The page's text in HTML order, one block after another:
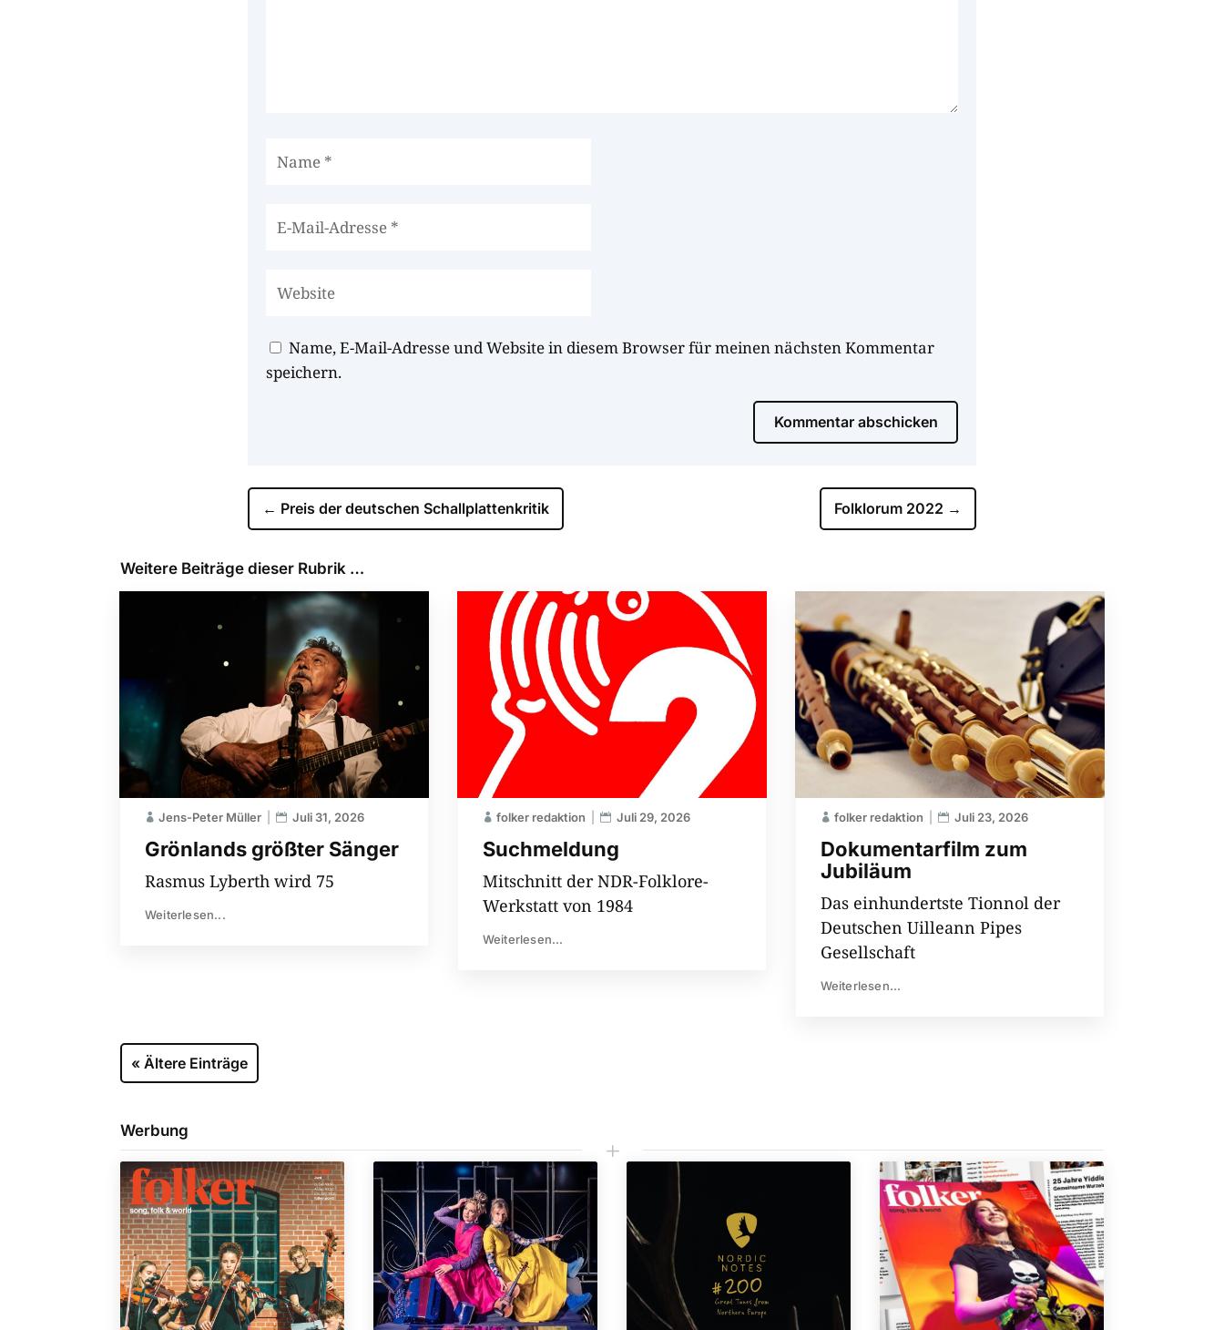
Name, E-Mail-Adresse und Website in diesem Browser für meinen nächsten Kommentar
speichern.
Kommentar abschicken
← Preis der deutschen Schallplattenkritik Folklorum 2022 →
Weitere Beiträge dieser Rubrik …
Grönlands größter Sänger
Jens-Peter Müller Juli 31, 2026
Rasmus Lyberth wird 75
Weiterlesen...
Suchmeldung
folker redaktion Juli 29, 2026
Mitschnitt der NDR-Folklore-
Werkstatt von 1984
Weiterlesen...
Dokumentarfilm zum
Jubiläum
folker redaktion Juli 23, 2026
Das einhundertste Tionnol der
Deutschen Uilleann Pipes
Gesellschaft
Weiterlesen...
« Ältere Einträge
Werbung
L